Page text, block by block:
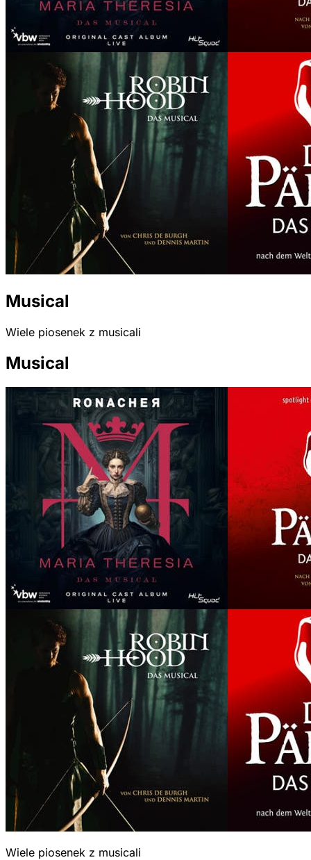
Musical
Wiele piosenek z musicali
Musical
Wiele piosenek z musicali